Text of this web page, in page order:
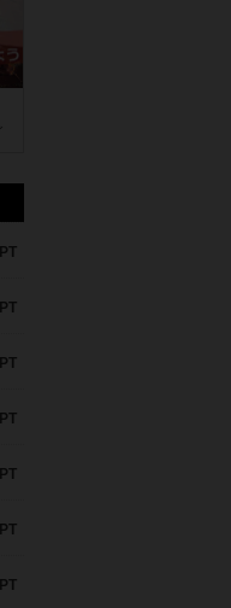
PT
PT
PT
PT
PT
PT
PT